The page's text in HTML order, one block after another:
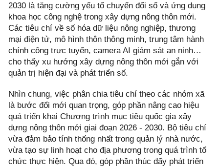
2030 là tăng cường yếu tố chuyển đổi số và ứng dụng
khoa học công nghệ trong xây dựng nông thôn mới.
Các tiêu chí về số hóa dữ liệu nông nghiệp, thương
mại điện tử, mô hình thôn thông minh, trung tâm hành
chính công trực tuyến, camera AI giám sát an ninh…
cho thấy xu hướng xây dựng nông thôn mới gắn với
quản trị hiện đại và phát triển số.
Nhìn chung, việc phân chia tiêu chí theo các nhóm xã
là bước đổi mới quan trọng, góp phần nâng cao hiệu
quả triển khai Chương trình mục tiêu quốc gia xây
dựng nông thôn mới giai đoạn 2026 - 2030. Bộ tiêu chí
vừa đảm bảo tính thống nhất trong quản lý nhà nước,
vừa tạo sự linh hoạt cho địa phương trong quá trình tổ
chức thực hiện. Qua đó, góp phần thúc đẩy phát triển